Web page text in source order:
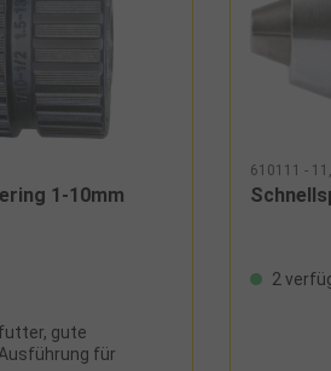
1-10mm
gute
für
610111 -
2